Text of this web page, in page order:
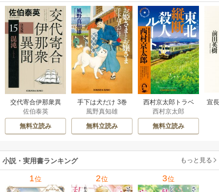
交代寄合伊那衆異
聞 15巻
佐伯泰英
無料立読み
手下は犬だけ 3巻
風野真知雄
無料立読み
西村京太郎トラベ
ルミステリー・セ
レクション 2巻
西村京太郎
無料立読み
宣
小説・実用書ランキング もっと見る
1位 2位 3位